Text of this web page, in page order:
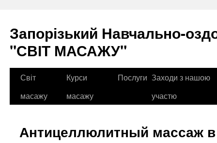
вмісту
Запорізький Навчально-
"СВІТ МАСАЖУ"
Світ
масажу
Курси
масажу
Послуги Заходи з нашою
участю
Антицеллюлитный массаж